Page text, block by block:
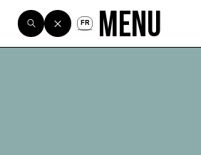
FR Menu